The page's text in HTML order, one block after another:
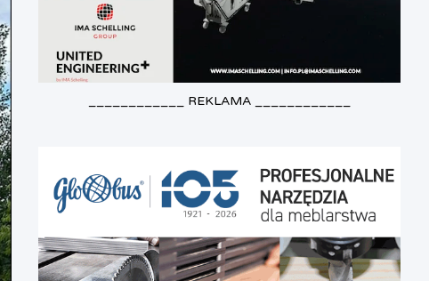
____________ REKLAMA ____________